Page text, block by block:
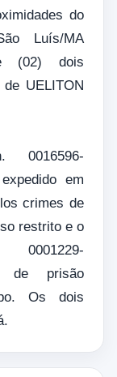
do
Luís/MA
(02) dois
UELITON
em
crimes de
restrito e o
é de prisão
Os dois